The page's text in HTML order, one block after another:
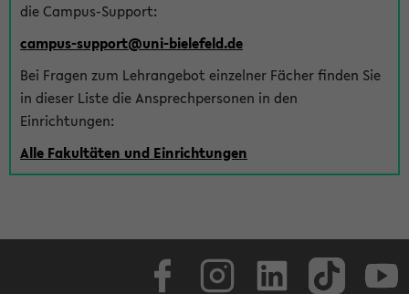
die Campus-Support:
campus-support@uni-bielefeld.de
Bei Fragen zum Lehrangebot einzelner Fächer finden Sie
in dieser Liste die Ansprechpersonen in den
Einrichtungen:
Alle Fakultäten und Einrichtungen